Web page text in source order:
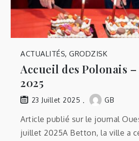
ACTUALITÉS,GRODZISK
Accueil des Polonais
2025
23 Juillet 2025 GB
Article publié sur le journal
juillet 2025A Betton, la ville a